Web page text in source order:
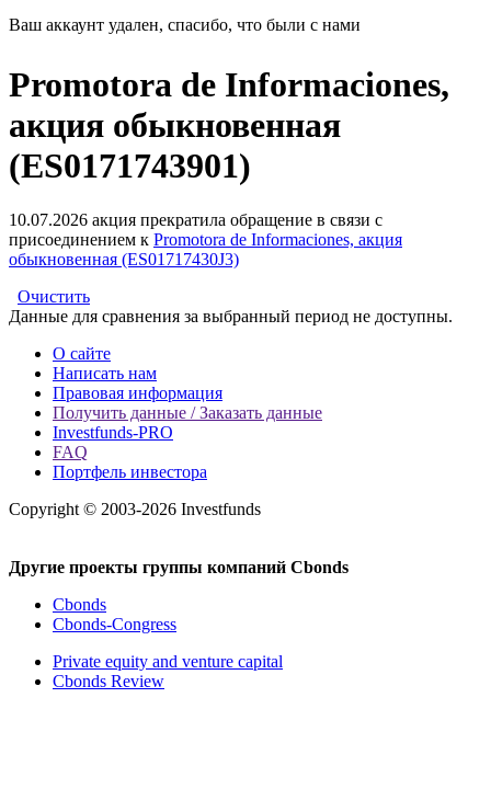
Ваш аккаунт удален, спасибо, что были с нами
Promotora de Informaciones,
акция обыкновенная
(ES0171743901)
10.07.2026 акция прекратила обращение в связи с
присоединением к Promotora de Informaciones, акция
обыкновенная (ES01717430J3)
Очистить
Данные для сравнения за выбранный период не доступны.
О сайте
Написать нам
Правовая информация
Получить данные / Заказать данные
Investfunds-PRO
FAQ
Портфель инвестора
Copyright © 2003-2026 Investfunds
Другие проекты группы компаний Cbonds
Cbonds
Cbonds-Congress
Private equity and venture capital
Cbonds Review